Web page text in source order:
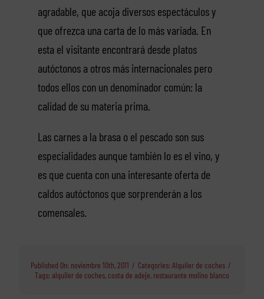
agradable, que acoja diversos espectáculos y
que ofrezca una carta de lo más variada. En
esta el visitante encontrará desde platos
autóctonos a otros más internacionales pero
todos ellos con un denominador común: la
calidad de su materia prima.
Las carnes a la brasa o el pescado son sus
especialidades aunque también lo es el vino, y
es que cuenta con una interesante oferta de
caldos autóctonos que sorprenderán a los
comensales.
Published On: noviembre 10th, 2011 / Categories: Alquiler de coches /
Tags: alquiler de coches, costa de adeje, restaurante molino blanco